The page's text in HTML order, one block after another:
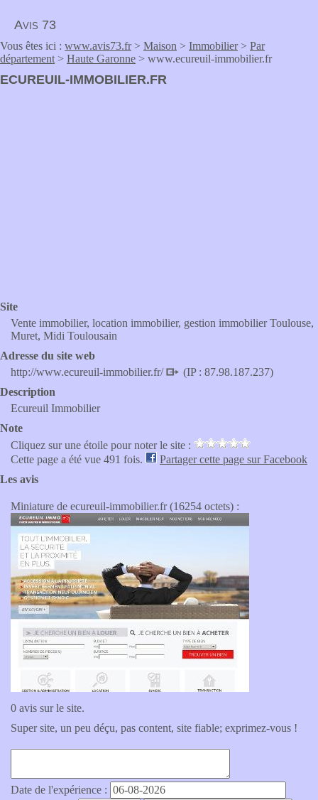
Avis 73
Vous êtes ici : www.avis73.fr> Maison > Immobilier> Par
département > Haute Garonne > www.ecureuil-immobilier.fr
ECUREUIL-IMMOBILIER.FR
Site
Vente immobilier, location immobilier, gestion immobilier Toulouse,
Muret, Midi Toulousain
Adresse du site web
http://www.ecureuil-immobilier.fr/
(IP : 87.98.187.237)
Description
Ecureuil Immobilier
Note
Cliquez sur une étoile pour noter le site :
Cette page a été vue 491 fois.
Partager cette page sur Facebook
Les avis
Miniature de ecureuil-immobilier.fr (16254 octets) :
0 avis sur le site.
Super site, un peu déçu, pas content, site fiable; exprimez-vous !
Date de l'expérience :